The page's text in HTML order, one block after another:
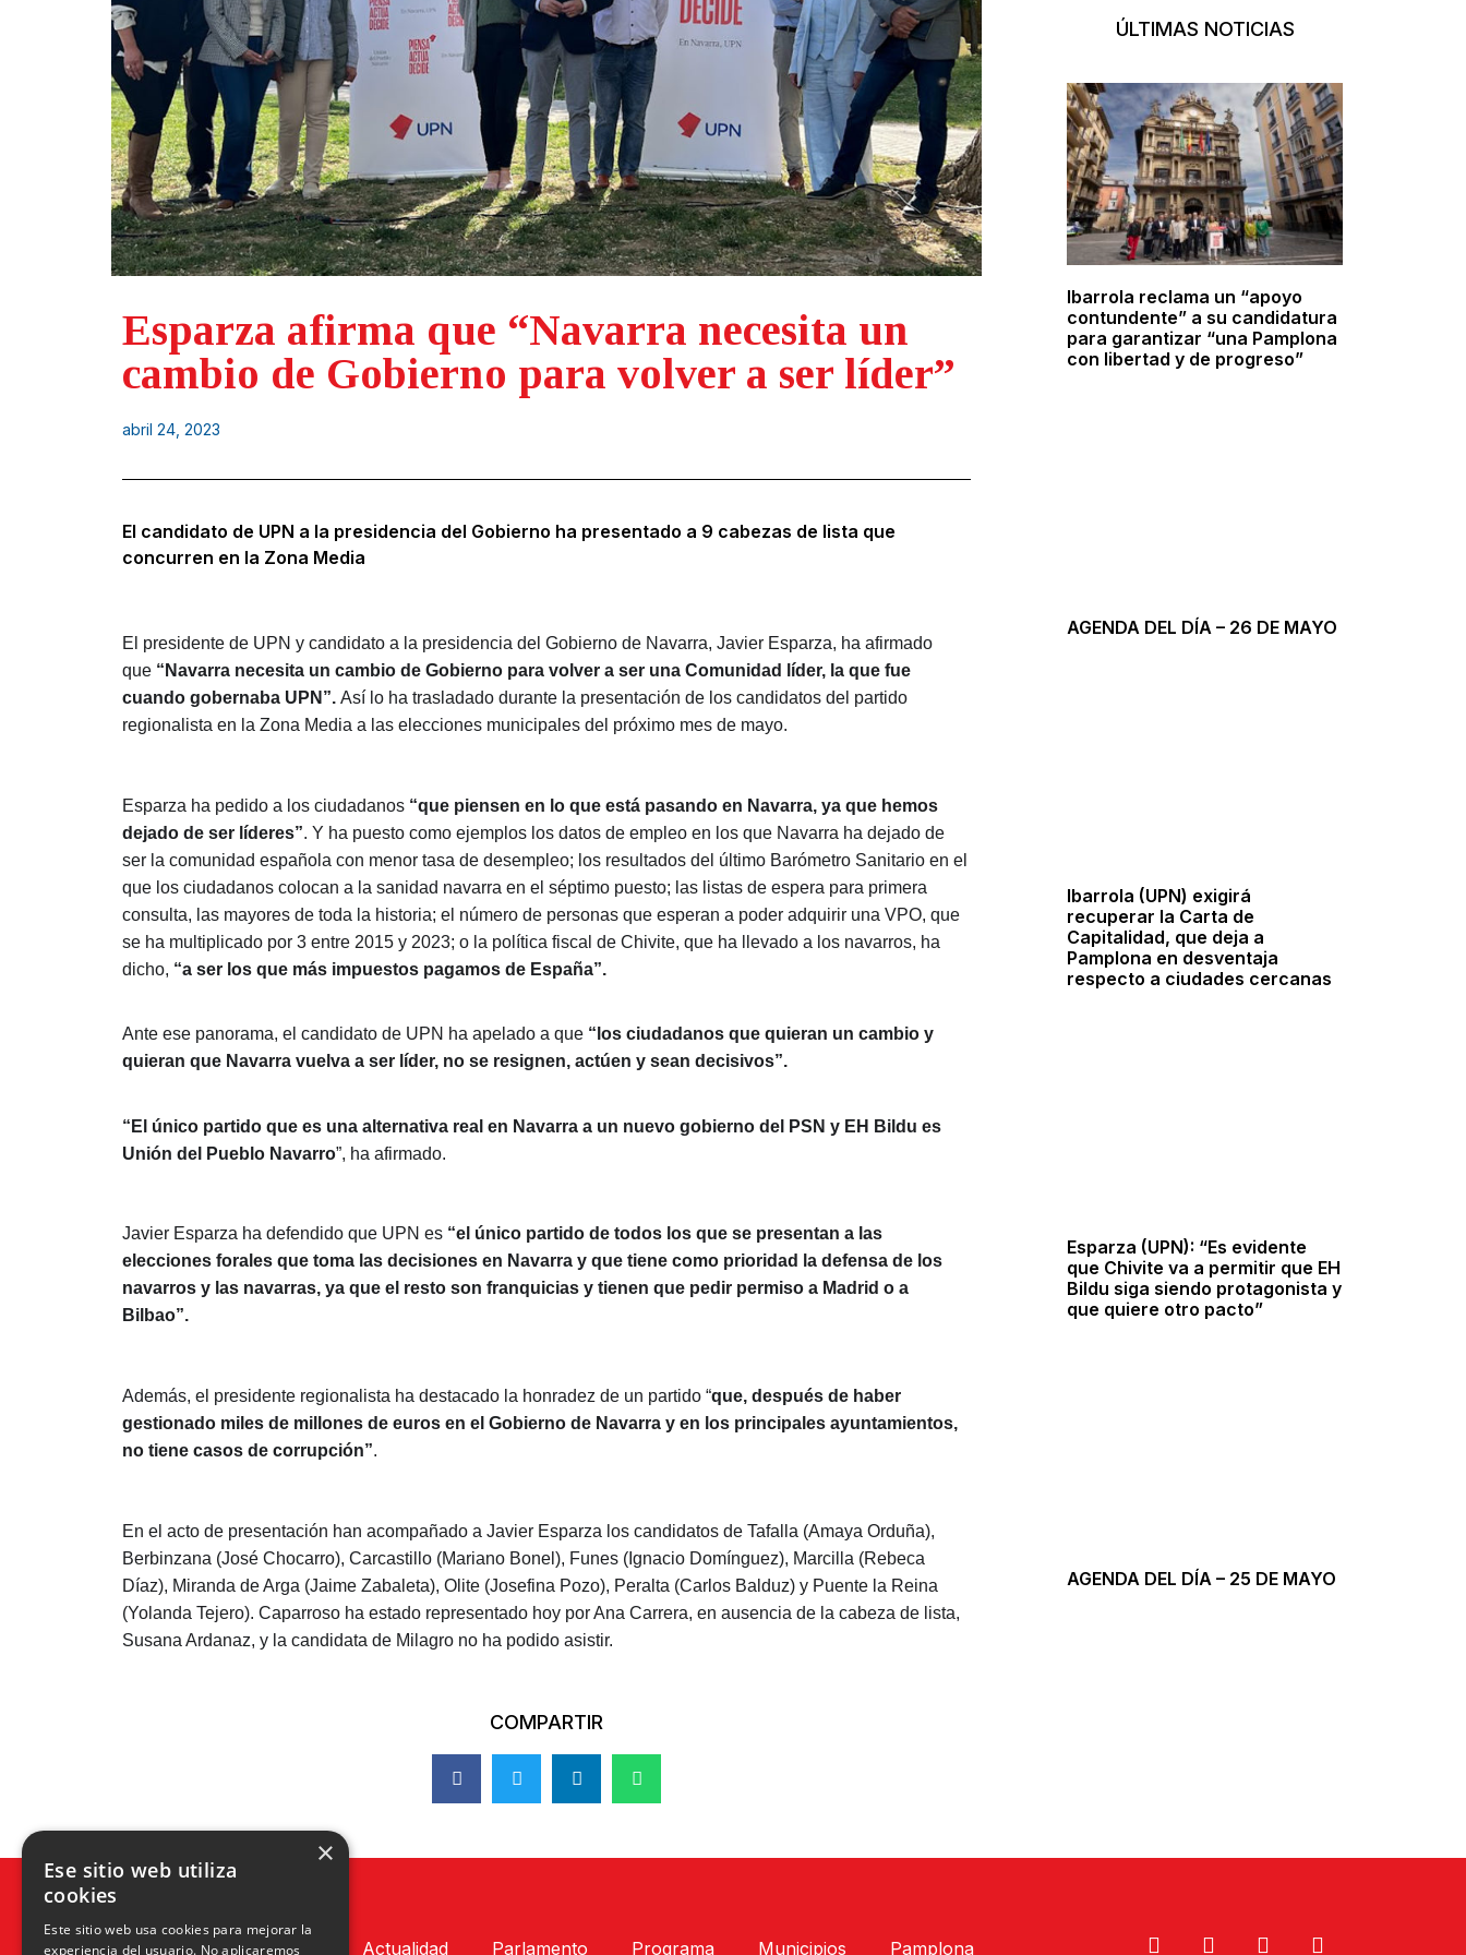
Esparza afirma que “Navarra necesita un
cambio de Gobierno para volver a ser líder”
abril 24, 2023
El candidato de UPN a la presidencia del Gobierno ha presentado a 9 cabezas de lista que
concurren en la Zona Media
El presidente de UPN y candidato a la presidencia del Gobierno de Navarra, Javier Esparza, ha afirmado
que “Navarra necesita un cambio de Gobierno para volver a ser una Comunidad líder, la que fue
cuando gobernaba UPN”. Así lo ha trasladado durante la presentación de los candidatos del partido
regionalista en la Zona Media a las elecciones municipales del próximo mes de mayo.
Esparza ha pedido a los ciudadanos “que piensen en lo que está pasando en Navarra, ya que hemos
dejado de ser líderes”. Y ha puesto como ejemplos los datos de empleo en los que Navarra ha dejado de
ser la comunidad española con menor tasa de desempleo; los resultados del último Barómetro Sanitario en el
que los ciudadanos colocan a la sanidad navarra en el séptimo puesto; las listas de espera para primera
consulta, las mayores de toda la historia; el número de personas que esperan a poder adquirir una VPO, que
se ha multiplicado por 3 entre 2015 y 2023; o la política fiscal de Chivite, que ha llevado a los navarros, ha
dicho, “a ser los que más impuestos pagamos de España”.
Ante ese panorama, el candidato de UPN ha apelado a que “los ciudadanos que quieran un cambio y
quieran que Navarra vuelva a ser líder, no se resignen, actúen y sean decisivos”.
“El único partido que es una alternativa real en Navarra a un nuevo gobierno del PSN y EH Bildu es
Unión del Pueblo Navarro”, ha afirmado.
Javier Esparza ha defendido que UPN es “el único partido de todos los que se presentan a las
elecciones forales que toma las decisiones en Navarra y que tiene como prioridad la defensa de los
navarros y las navarras, ya que el resto son franquicias y tienen que pedir permiso a Madrid o a
Bilbao”.
Además, el presidente regionalista ha destacado la honradez de un partido “que, después de haber
gestionado miles de millones de euros en el Gobierno de Navarra y en los principales ayuntamientos,
no tiene casos de corrupción”.
En el acto de presentación han acompañado a Javier Esparza los candidatos de Tafalla (Amaya Orduña),
Berbinzana (José Chocarro), Carcastillo (Mariano Bonel), Funes (Ignacio Domínguez), Marcilla (Rebeca
Díaz), Miranda de Arga (Jaime Zabaleta), Olite (Josefina Pozo), Peralta (Carlos Balduz) y Puente la Reina
(Yolanda Tejero). Caparroso ha estado representado hoy por Ana Carrera, en ausencia de la cabeza de lista,
Susana Ardanaz, y la candidata de Milagro no ha podido asistir.
COMPARTIR
ÚLTIMAS NOTICIAS
Ibarrola reclama un “apoyo
contundente” a su candidatura
para garantizar “una Pamplona
con libertad y de progreso”
AGENDA DEL DÍA – 26 DE MAYO
Ibarrola (UPN) exigirá
recuperar la Carta de
Capitalidad, que deja a
Pamplona en desventaja
respecto a ciudades cercanas
Esparza (UPN): “Es evidente
que Chivite va a permitir que EH
Bildu siga siendo protagonista y
que quiere otro pacto”
AGENDA DEL DÍA – 25 DE MAYO
Actualidad Parlamento Programa Municipios Pamplona
×
Ese sitio web utiliza
cookies
Este sitio web usa cookies para mejorar la
experiencia del usuario. No aplicaremos